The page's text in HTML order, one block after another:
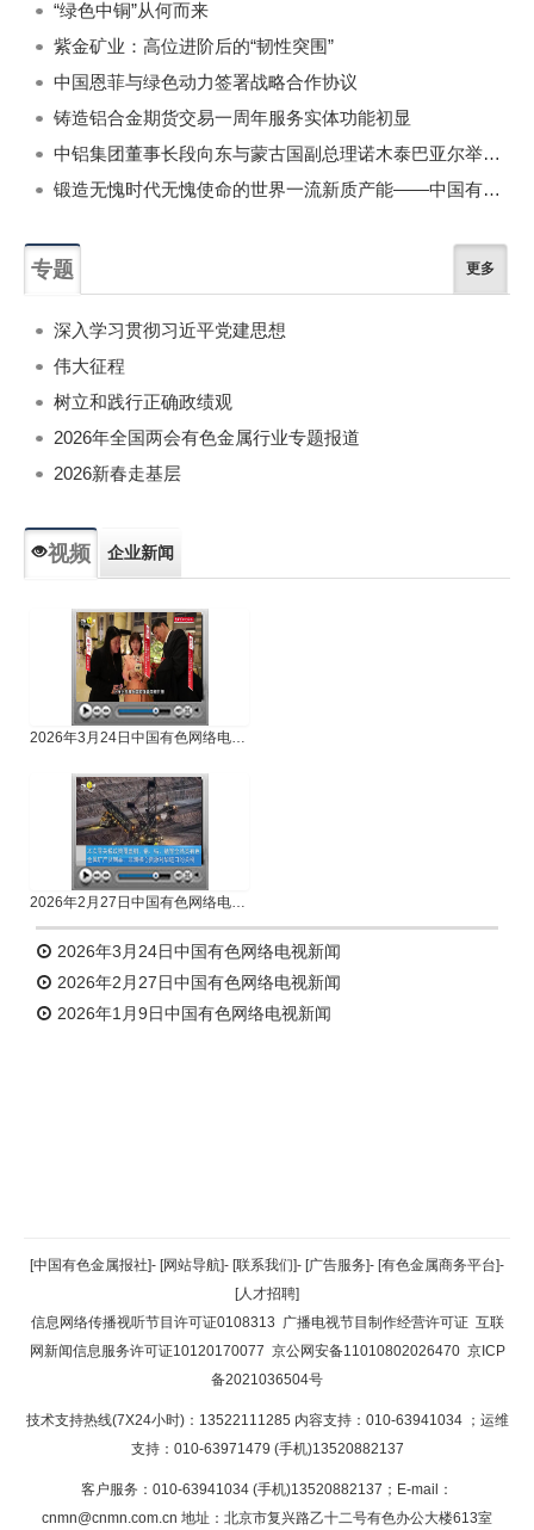
“绿色中铜”从何而来
紫金矿业：高位进阶后的“韧性突围”
中国恩菲与绿色动力签署战略合作协议
铸造铝合金期货交易一周年服务实体功能初显
中铝集团董事长段向东与蒙古国副总理诺木泰巴亚尔举行会谈
锻造无愧时代无愧使命的世界一流新质产能——中国有色金属工业的战略应对与破局之道（二）
专题 更多
深入学习贯彻习近平党建思想
伟大征程
树立和践行正确政绩观
2026年全国两会有色金属行业专题报道
2026新春走基层
视频 企业新闻
2026年3月24日中国有色网络电视新闻
2026年2月27日中国有色网络电视新闻
2026年3月24日中国有色网络电视新闻
2026年2月27日中国有色网络电视新闻
2026年1月9日中国有色网络电视新闻
返回顶部
返回首页
[中国有色金属报社]- [网站导航]- [联系我们]- [广告服务]- [有色金属商务平台]-
[人才招聘]
信息网络传播视听节目许可证0108313 广播电视节目制作经营许可证 互联
网新闻信息服务许可证10120170077 京公网安备11010802026470 京ICP
备2021036504号
技术支持热线(7X24小时)：13522111285 内容支持：010-63941034 ；运维
支持：010-63971479 (手机)13520882137
客户服务：010-63941034 (手机)13520882137；E-mail：
cnmn@cnmn.com.cn 地址：北京市复兴路乙十二号有色办公大楼613室